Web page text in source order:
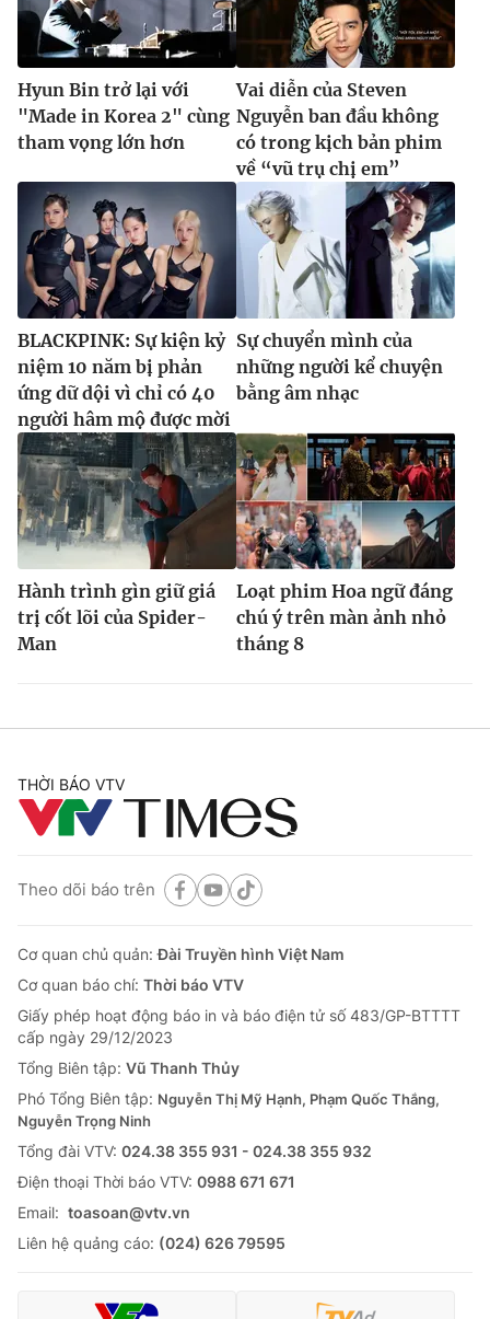
Hyun Bin trở lại với
"Made in Korea 2" cùng
tham vọng lớn hơn
Vai diễn của Steven
Nguyễn ban đầu không
có trong kịch bản phim
về “vũ trụ chị em”
BLACKPINK: Sự kiện kỷ
niệm 10 năm bị phản
ứng dữ dội vì chỉ có 40
người hâm mộ được mời
Sự chuyển mình của
những người kể chuyện
bằng âm nhạc
Hành trình gìn giữ giá
trị cốt lõi của Spider-
Man
Loạt phim Hoa ngữ đáng
chú ý trên màn ảnh nhỏ
tháng 8
THỜI BÁO VTV
Theo dõi báo trên
Cơ quan chủ quản:Đài Truyền hình Việt Nam
Cơ quan báo chí: Thời báo VTV
Giấy phép hoạt động báo in và báo điện tử số 483/GP-BTTTT
cấp ngày 29/12/2023
Tổng Biên tập: Vũ Thanh Thủy
Phó Tổng Biên tập: Nguyễn Thị Mỹ Hạnh, Phạm Quốc Thắng,
Nguyễn Trọng Ninh
Tổng đài VTV: 024.38 355 931 - 024.38 355 932
Ðiện thoại Thời báo VTV: 0988 671 671
Email: toasoan@vtv.vn
Liên hệ quảng cáo: (024) 626 79595